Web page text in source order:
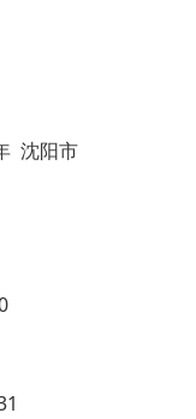
沈阳市